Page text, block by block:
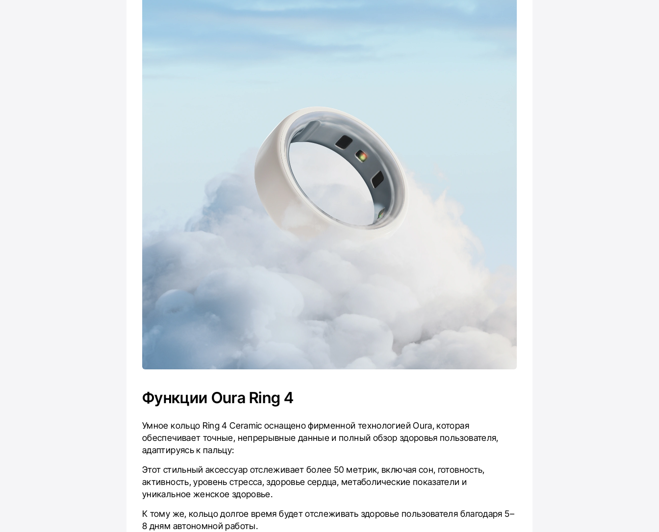
Функции Oura Ring 4
Умное кольцо Ring 4 Ceramic оснащено фирменной технологией Oura, которая
обеспечивает точные, непрерывные данные и полный обзор здоровья пользователя,
адаптируясь к пальцу:
Этот стильный аксессуар отслеживает более 50 метрик, включая сон, готовность,
активность, уровень стресса, здоровье сердца, метаболические показатели и
уникальное женское здоровье.
К тому же, кольцо долгое время будет отслеживать здоровье пользователя благодаря 5–
8 дням автономной работы.